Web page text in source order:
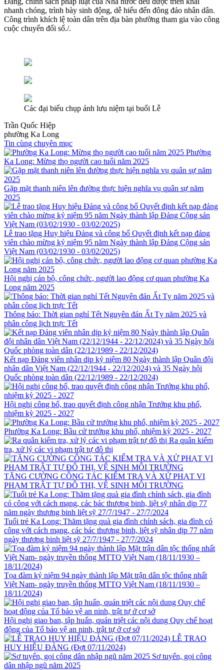
nhanh chóng, trình bày sinh động, dễ hiểu đến đông đảo nhân dân.
Công trình khích lệ toàn dân trên địa bàn phường tham gia vào công
cuộc chuyển đổi số./.
Các đại biểu chụp ảnh lưu niệm tại buổi Lễ
Trần Quốc Hiệp
phường Ka Long
Tin cùng chuyên mục
Phường
Ka Long: Mừng thọ người cao tuổi năm 2025
Gặp mặt thanh niên lên đường thực hiện nghĩa vụ quân sự năm
2025
Lễ trao tặng Huy hiệu Đảng và công bố Quyết định kết nạp đảng
viên chào mừng kỷ niệm 95 năm Ngày thành lập Đảng Cộng sản
Việt Nam (03/02/1930 - 03/02/2025)
Hội nghị cán bộ, công chức, người lao động cơ quan phường Ka
Long năm 2025
Thông báo: Thời gian nghỉ Tết Nguyên đán Ất Tỵ năm 2025 và
phân công lịch trực Tết
Kết nạp Đảng viên nhân dịp kỷ niệm 80 Ngày thành lập Quân đội
nhân dân Việt Nam (22/12/1944 - 22/12/2024) và 35 Ngày hội
Quốc phòng toàn dân (22/12/1989 - 22/12/2024)
Hội nghị công bố, trao quyết định công nhận Trưởng khu phố,
nhiệm kỳ 2025 - 2027
Phường Ka Long: Bầu cử trưởng khu phố, nhiệm kỳ 2025 - 2027
Ra quân kiểm
tra, xử lý các vi phạm trật tự đô thị
TĂNG CƯỜNG CÔNG TÁC KIỂM TRA VÀ XỬ PHẠT VI
PHẠM TRẬT TỰ ĐÔ THỊ, VỆ SINH MÔI TRƯỜNG
Tuổi trẻ Ka Long: Thăm tặng quà gia đình chính sách, gia đình có
công với cách mạng, các bác thương binh, liệt sỹ nhân dịp 77 năm
ngày thương binh liệt sỹ 27/7/1947 - 27/7/2024
Tọa đàm kỷ niệm 94 ngày thành lập Mặt trận dân tộc thống nhất
Việt Nam- ngày truyền thống MTTQ Việt Nam (18/11/1930 –
18/11/2024)
Hội nghị giao ban, tập huấn, quán triệt các nội dung Quy chế hoạt
động của Tổ bảo vệ an ninh, trật tự ở cơ sở
LỄ TRAO
HUY HIỆU ĐẢNG (Đợt 07/11/2024)
Sơ tuyển, gọi công
dân nhập ngũ năm 2025